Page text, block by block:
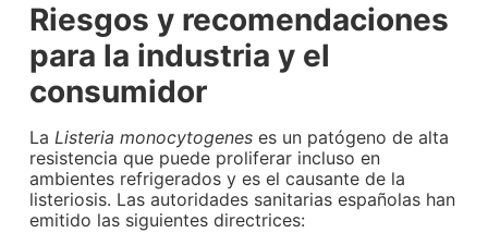
Riesgos y recomendaciones
para la industria y el
consumidor
LaListeria monocytogenes es un patógeno de alta
resistencia que puede proliferar incluso en
ambientes refrigerados y es el causante de la
listeriosis. Las autoridades sanitarias españolas han
emitido las siguientes directrices: